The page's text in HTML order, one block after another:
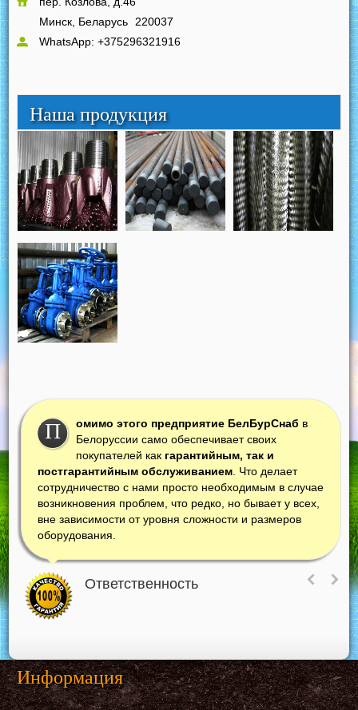
Минск, Беларусь
220037
WhatsApp: +375296321916
Наша продукция
П омимо этого предприятие БелБурСнаб в
Белоруссии само обеспечивает своих
покупателей как гарантийным, так и
постгарантийным обслуживанием . Что делает
сотрудничество с нами просто необходимым в случае
возникновения проблем, что редко, но бывает у всех,
вне зависимости от уровня сложности и размеров
оборудования.
Ответственность
Информация